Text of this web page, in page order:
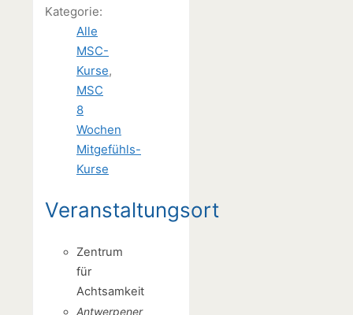
Kategorie:
Alle
MSC-
Kurse,
MSC
8
Wochen
Mitgefühls-
Kurse
Veranstaltungsort
Zentrum
für
Achtsamkeit
Antwerpener